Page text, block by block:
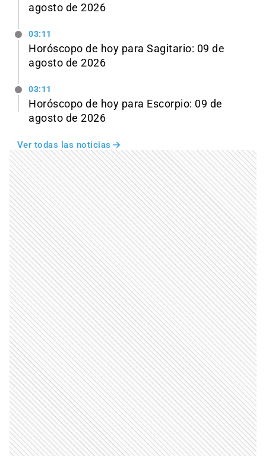
agosto de 2026
03:11
Horóscopo de hoy para Sagitario: 09 de
agosto de 2026
03:11
Horóscopo de hoy para Escorpio: 09 de
agosto de 2026
Ver todas las noticias